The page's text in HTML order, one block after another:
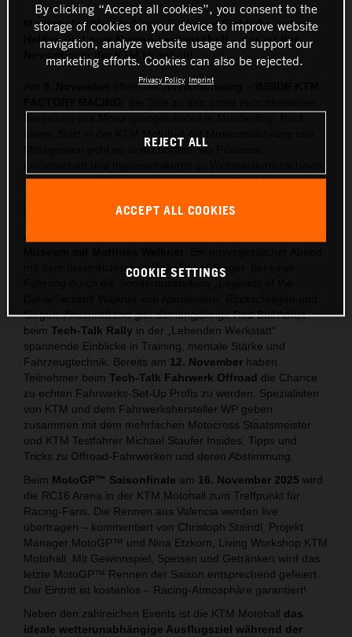
Mattighofen/Munderfing – Exklusive Einblicke, echte
Helden und pure Racing-Leidenschaft – das ist der
November in der KTM Motohall!
öffnet die „Werksführung – INSIDE KTM
Mittagessen geht es direkt dorthin, wo Präzision,
verschmelzen. Wer einmal zwischen den Werkbänken steht,
werden, versteht, wasREADY TO RACEbedeutet.
mit dem österreichischen Rally Dakar-Sieger. Bei einer
Siegen. Anschließend gibt der langjährige Red Bull Athlet
beim Tech-Talk Rally in der „Lebenden Werkstatt“
spannende Einblicke in Training, mentale Stärke und
Fahrzeugtechnik. Bereits am 12. November haben
Teilnehmer beim Tech-Talk Fahrwerk Offroad die Chance
zu echten Fahrwerks-Set-Up Profis zu werden. Spezialisten
von KTM und dem Fahrwerkshersteller WP geben
zusammen mit dem mehrfachen Motocross Staatsmeister
und KTM Testfahrer Michael Staufer Insides, Tipps und
Tricks zu Offroad-Fahrwerken und deren Abstimmung.
Beim MotoGP™ Saisonfinale am 16. November 2025 wird
die RC16 Arena in der KTM Motohall zum Treffpunkt für
Racing-Fans. Die Rennen aus Valencia werden live
übertragen – kommentiert von Christoph Steindl, Projekt
Manager MotoGP™ und Nina Etzkorn, Living Workshop KTM
Motohall. Mit Gewinnspiel, Speisen und Getränken wird das
letzte MotoGP™ Rennen der Saison entsprechend gefeiert.
Der Eintritt ist kostenlos – Racing-Atmosphäre garantiert!
Neben den zahlreichen Events ist die KTM Motohall das
ideale wetterunabhängige Ausflugsziel während der
By clicking “Accept all cookies”, you consent to the
storage of cookies on your device to improve website
navigation, analyze website usage and support our
marketing efforts. Cookies can also be rejected.
Privacy Policy Imprint
REJECT ALL
ACCEPT ALL COOKIES
COOKIE SETTINGS